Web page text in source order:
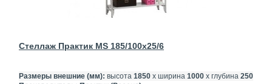
Стеллаж Практик MS 185/100x25/6
Размеры внешние (мм): высота 1850 х ширина 1000 х глубина 250